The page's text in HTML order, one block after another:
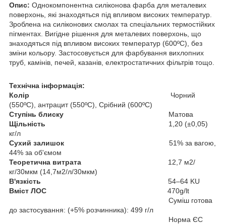
Опис: Однокомпонентна силіконова фарба для металевих
поверхонь, які знаходяться під впливом високих температур.
Зроблена на силіконових смолах та спеціальних термостійких
пігментах. Вигідне рішення для металевих поверхонь, що
знаходяться під впливом високих температур (600ºС), без
зміни кольору. Застосовується для фарбування вихлопних
труб, камінів, печей, казанів, електростатичних фільтрів тощо.
Технічна інформація:
Колір Чорний
(550ºС), антрацит (550ºС), Срібний (600ºС)
Ступінь блиску Матова
Щільність 1,20 (±0,05)
кг/л
Сухий залишок 51% за вагою,
44% за об'ємом
Теоретична витрата 12,7 м2/
кг/30мкм (14,7м2/л/30мкм)
В'язкість 54–64 KU
Вміст ЛОС 470g/lt
Суміш готова
до застосування: (+5% розчинника): 499 г/л
Норма ЄС